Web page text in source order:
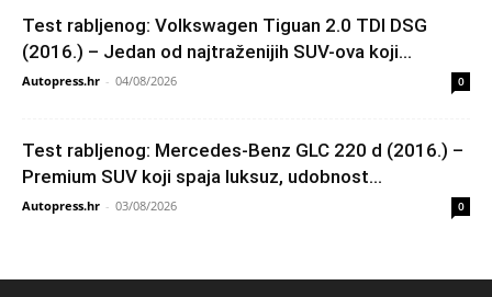
Test rabljenog: Volkswagen Tiguan 2.0 TDI DSG
(2016.) – Jedan od najtraženijih SUV-ova koji...
Autopress.hr - 04/08/2026 0
Test rabljenog: Mercedes-Benz GLC 220 d (2016.) –
Premium SUV koji spaja luksuz, udobnost...
Autopress.hr - 03/08/2026 0